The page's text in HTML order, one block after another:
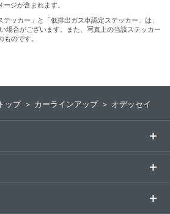
ジが含まれます。
ッカー」と「低排出ガス車認定ステッカー」は、
場合がございます。また、写真上の当該ステッカー
ものです。
ップ カーラインアップ オデッセイ